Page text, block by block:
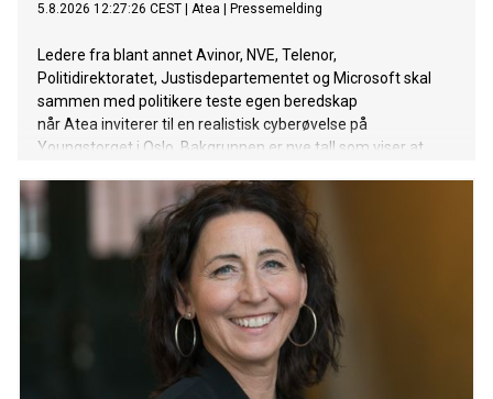
5.8.2026 12:27:26 CEST Atea Pressemelding
Ledere fra blant annet Avinor, NVE, Telenor,
Politidirektoratet, Justisdepartementet og Microsoft skal
sammen med politikere teste egen beredskap
når Atea inviterer til en realistisk cyberøvelse på
Youngstorget i Oslo. Bakgrunnen er nye tall som viser at
cyberangrep, men få trener på dem.